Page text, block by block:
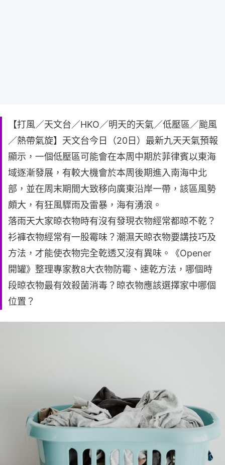
【打風／天文台／HKO／明天的天氣／低壓區／颱風
／熱帶氣旋】天文台今日（20日）最新九天天氣預報
顯示，一個低壓區可能會在本周中期於菲律賓以東海
域逐漸發展，有較大機會於本周後期進入南海中北
部，並在周末期間大致移向廣東沿岸一帶，該區風勢
頗大，有狂風驟雨及雷暴，海有湧浪。
落雨天大家晾衣物時有沒有發現衣物經常都晾不乾？
衫褲衣物經常有一股霉味？潮濕天晾衣物要講技巧及
方法，才能使衣物完全乾透又沒有異味。《Opener
開罐》整理專家教8大衣物防霉、速乾方法，哪個時
段晾衣物最有效殺菌消毒？晾衣物應該選擇家中哪個
位置？